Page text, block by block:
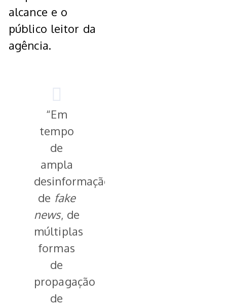
alcance e o
público leitor da
agência.
“Em
tempo
de
ampla
desinformação,
de fake
news, de
múltiplas
formas
de
propagação
de